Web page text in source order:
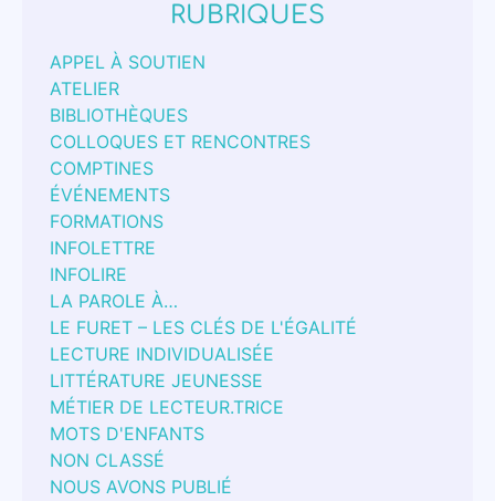
RUBRIQUES
APPEL À SOUTIEN
ATELIER
BIBLIOTHÈQUES
COLLOQUES ET RENCONTRES
COMPTINES
ÉVÉNEMENTS
FORMATIONS
INFOLETTRE
INFOLIRE
LA PAROLE À…
LE FURET – LES CLÉS DE L'ÉGALITÉ
LECTURE INDIVIDUALISÉE
LITTÉRATURE JEUNESSE
MÉTIER DE LECTEUR.TRICE
MOTS D'ENFANTS
NON CLASSÉ
NOUS AVONS PUBLIÉ